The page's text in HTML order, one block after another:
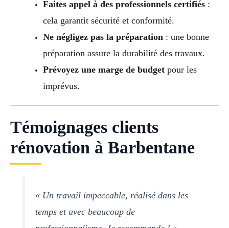
Faites appel à des professionnels certifiés:
cela garantit sécurité et conformité.
Ne négligez pas la préparation : une bonne
préparation assure la durabilité des travaux.
Prévoyez une marge de budgetpour les
imprévus.
Témoignages clients
rénovation à Barbentane
« Un travail impeccable, réalisé dans les
temps et avec beaucoup de